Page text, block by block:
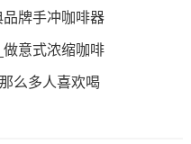
牌手冲咖啡器
意式浓缩咖啡
么多人喜欢喝